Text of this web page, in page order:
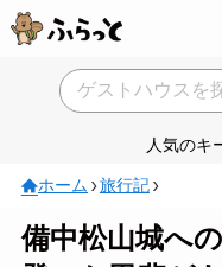
人気のキ
ホーム 旅行記
備中松山城へ